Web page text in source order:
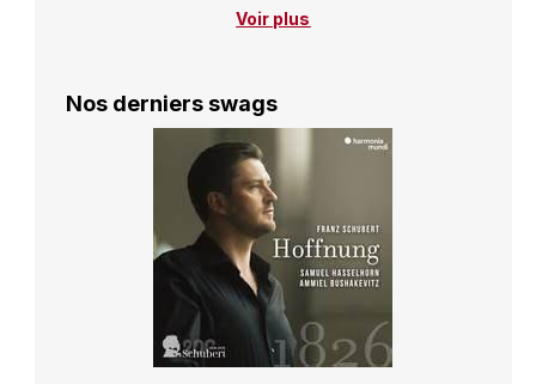
Voir plus
Nos derniers swags